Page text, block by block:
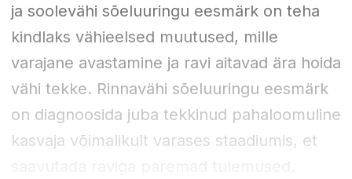
ja soolevähi sõeluuringu eesmärk on teha
kindlaks vähieelsed muutused, mille
varajane avastamine ja ravi aitavad ära hoida
vähi tekke. Rinnavähi sõeluuringu eesmärk
on diagnoosida juba tekkinud pahaloomuline
kasvaja võimalikult varases staadiumis, et